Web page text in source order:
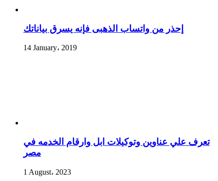
إحذر من واتساب الذهبى فإنه يسرق بياناتك
14 January، 2019
تعرف علي عناوين وتوكيلات ابل وارقام الخدمه في
مصر
1 August، 2023